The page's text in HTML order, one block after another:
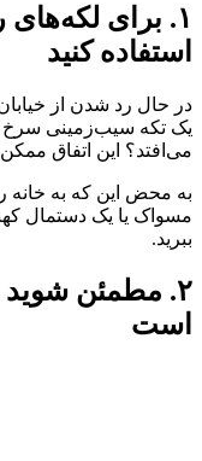
۱. برای
استفاده کنید
در حال رد شدن از
یک تکه سیب‌زمینی سرخ
می‌افتد؟ این اتفاق
به محض این که به خانه
مسواک یا یک دستمال
ببرید.
۲. مطمئن شوید
است